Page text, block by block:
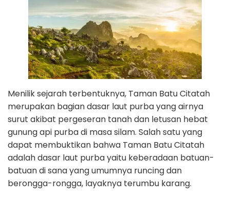
Menilik sejarah terbentuknya, Taman Batu Citatah
merupakan bagian dasar laut purba yang airnya
surut akibat pergeseran tanah dan letusan hebat
gunung api purba di masa silam. Salah satu yang
dapat membuktikan bahwa Taman Batu Citatah
adalah dasar laut purba yaitu keberadaan batuan-
batuan di sana yang umumnya runcing dan
berongga-rongga, layaknya terumbu karang.